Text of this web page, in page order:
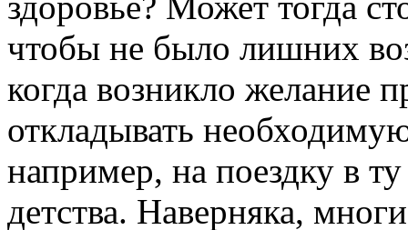
чтобы не было лишних
когда возникло желание
откладывать
например, на поездку в
детства. Наверняка,